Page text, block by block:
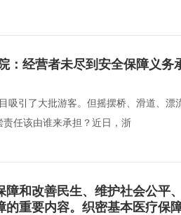
：经营者未尽到安全保障义务
吸引了大批游客。但摇摆桥、滑道、漂
任该由谁来承担？近日，浙
障和改善民生、维护社会公平
的重要内容。织密基本医疗保